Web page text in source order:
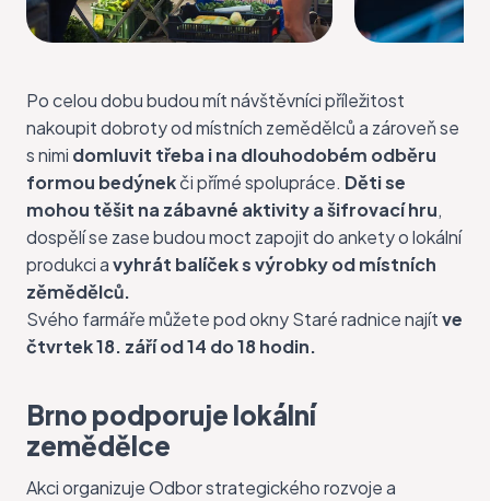
Po celou dobu budou mít návštěvníci příležitost
nakoupit dobroty od místních zemědělců a zároveň se
s nimi domluvit třeba i na dlouhodobém odběru
formou bedýnekči přímé spolupráce. Děti se
mohou těšit na zábavné aktivity a šifrovací hru,
dospělí se zase budou moct zapojit do ankety o lokální
produkci avyhrát balíček s výrobky od místních
zěmědělců.
Svého farmáře můžete pod okny Staré radnice najítve
čtvrtek 18. září od 14 do 18 hodin.
Brno podporuje lokální
zemědělce
Akci organizuje Odbor strategického rozvoje a